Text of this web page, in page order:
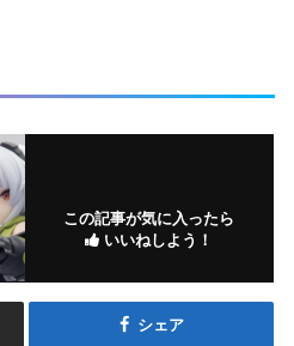
この記事が気に入ったら
いいねしよう！
シェア